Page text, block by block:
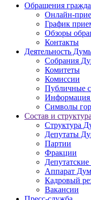
Обращения
Онлайн-
График
Обзоры
Контакты
Деятельность
Собрания
Комитеты
Комиссии
Публичные
Информация
Символы
Состав и структура
Структура
Депутаты
Партии
Фракции
Аппарат
Кадровый
Вакансии